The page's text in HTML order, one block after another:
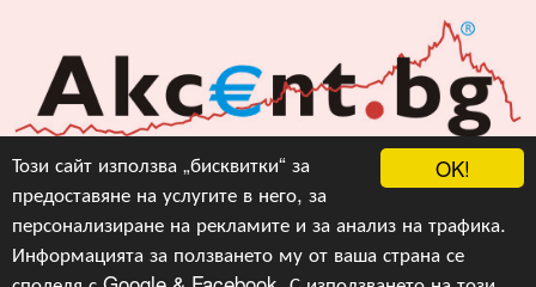
OK!
Този сайт използва „бисквитки“ за
предоставяне на услугите в него, за
персонализиране на рекламите и за анализ на трафика.
Информацията за ползването му от ваша страна се
Акцент БГ ЕООД
info@akcent.bg
Facebook